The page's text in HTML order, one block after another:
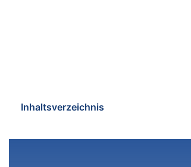
Inhaltsverzeichnis